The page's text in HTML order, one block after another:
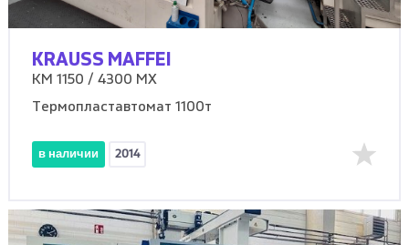
KRAUSS MAFFEI
KM 1150 / 4300 MX
Термопластавтомат 1100т
в наличии 2014